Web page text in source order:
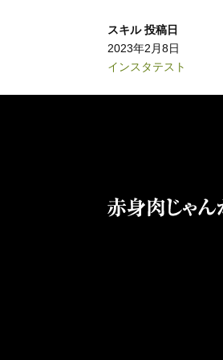
スキル 投稿日
2023年2月8日
インスタテスト